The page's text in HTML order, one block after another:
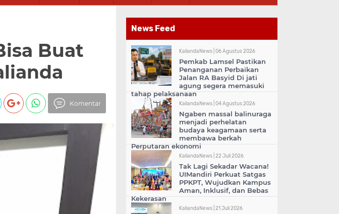
Buat
Komentar
News Feed
KaliandaNews | 06 Agustus 2026
Pemkab Lamsel Pastikan
Penanganan Perbaikan
Jalan RA Basyid Di jati
agung segera memasuki
tahap pelaksanaan
KaliandaNews | 04 Agustus 2026
Ngaben massal balinuraga
menjadi perhelatan
budaya keagamaan serta
membawa berkah
Perputaran ekonomi
KaliandaNews | 22 Juli 2026
Tak Lagi Sekadar Wacana!
UIMandiri Perkuat Satgas
PPKPT, Wujudkan Kampus
Aman, Inklusif, dan Bebas
Kekerasan
KaliandaNews | 21 Juli 2026